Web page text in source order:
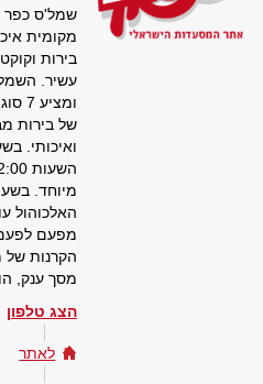
שמל'ס כפר
מקומית
בירות
עשיר.
של בירות
ואיכותי.
מיוחד.
האלכוהול
מפעם לפעם
הקרנות של
מסך ענק,
הצג טלפון
לאתר